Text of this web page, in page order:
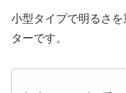
小型タイプで明るさ
ターです。